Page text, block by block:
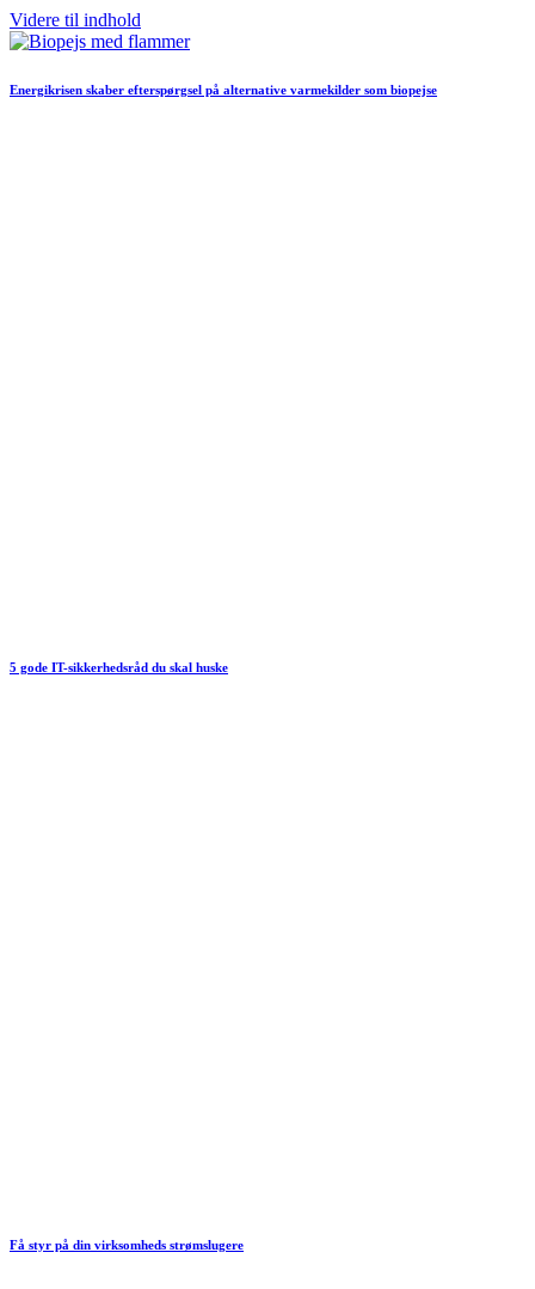
Videre til indhold
Energikrisen skaber efterspørgsel på alternative varmekilder som biopejse
5 gode IT-sikkerhedsråd du skal huske
Få styr på din virksomheds strømslugere